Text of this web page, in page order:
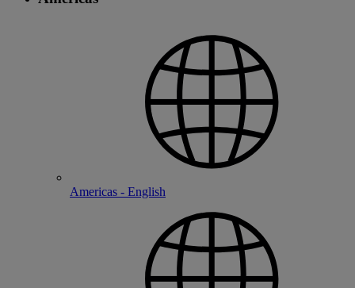
Americas - English